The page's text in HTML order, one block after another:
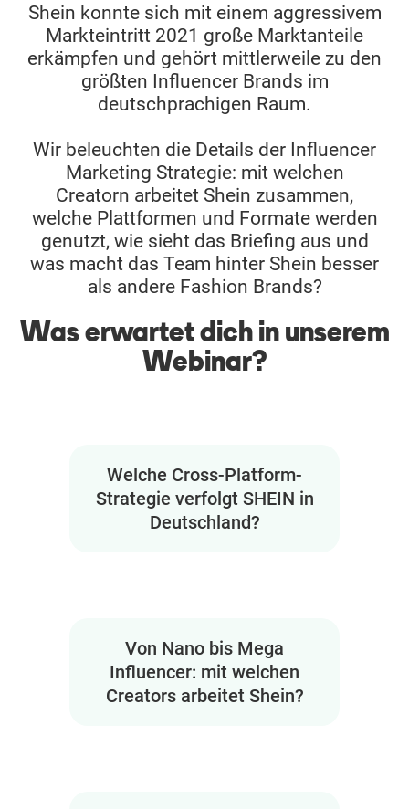
Blog
Shein konnte sich mit einem aggressivem
Markteintritt 2021 große Marktanteile
erkämpfen und gehört mittlerweile zu den
größten Influencer Brands im
deutschprachigen Raum.
Wir beleuchten die Details der Influencer
Marketing Strategie: mit welchen
Creatorn arbeitet Shein zusammen,
welche Plattformen und Formate werden
genutzt, wie sieht das Briefing aus und
was macht das Team hinter Shein besser
als andere Fashion Brands?
Was erwartet dich in unserem
Webinar?
Welche Cross-Platform-
Strategie verfolgt SHEIN in
Deutschland?
Von Nano bis Mega
Influencer: mit welchen
Creators arbeitet Shein?